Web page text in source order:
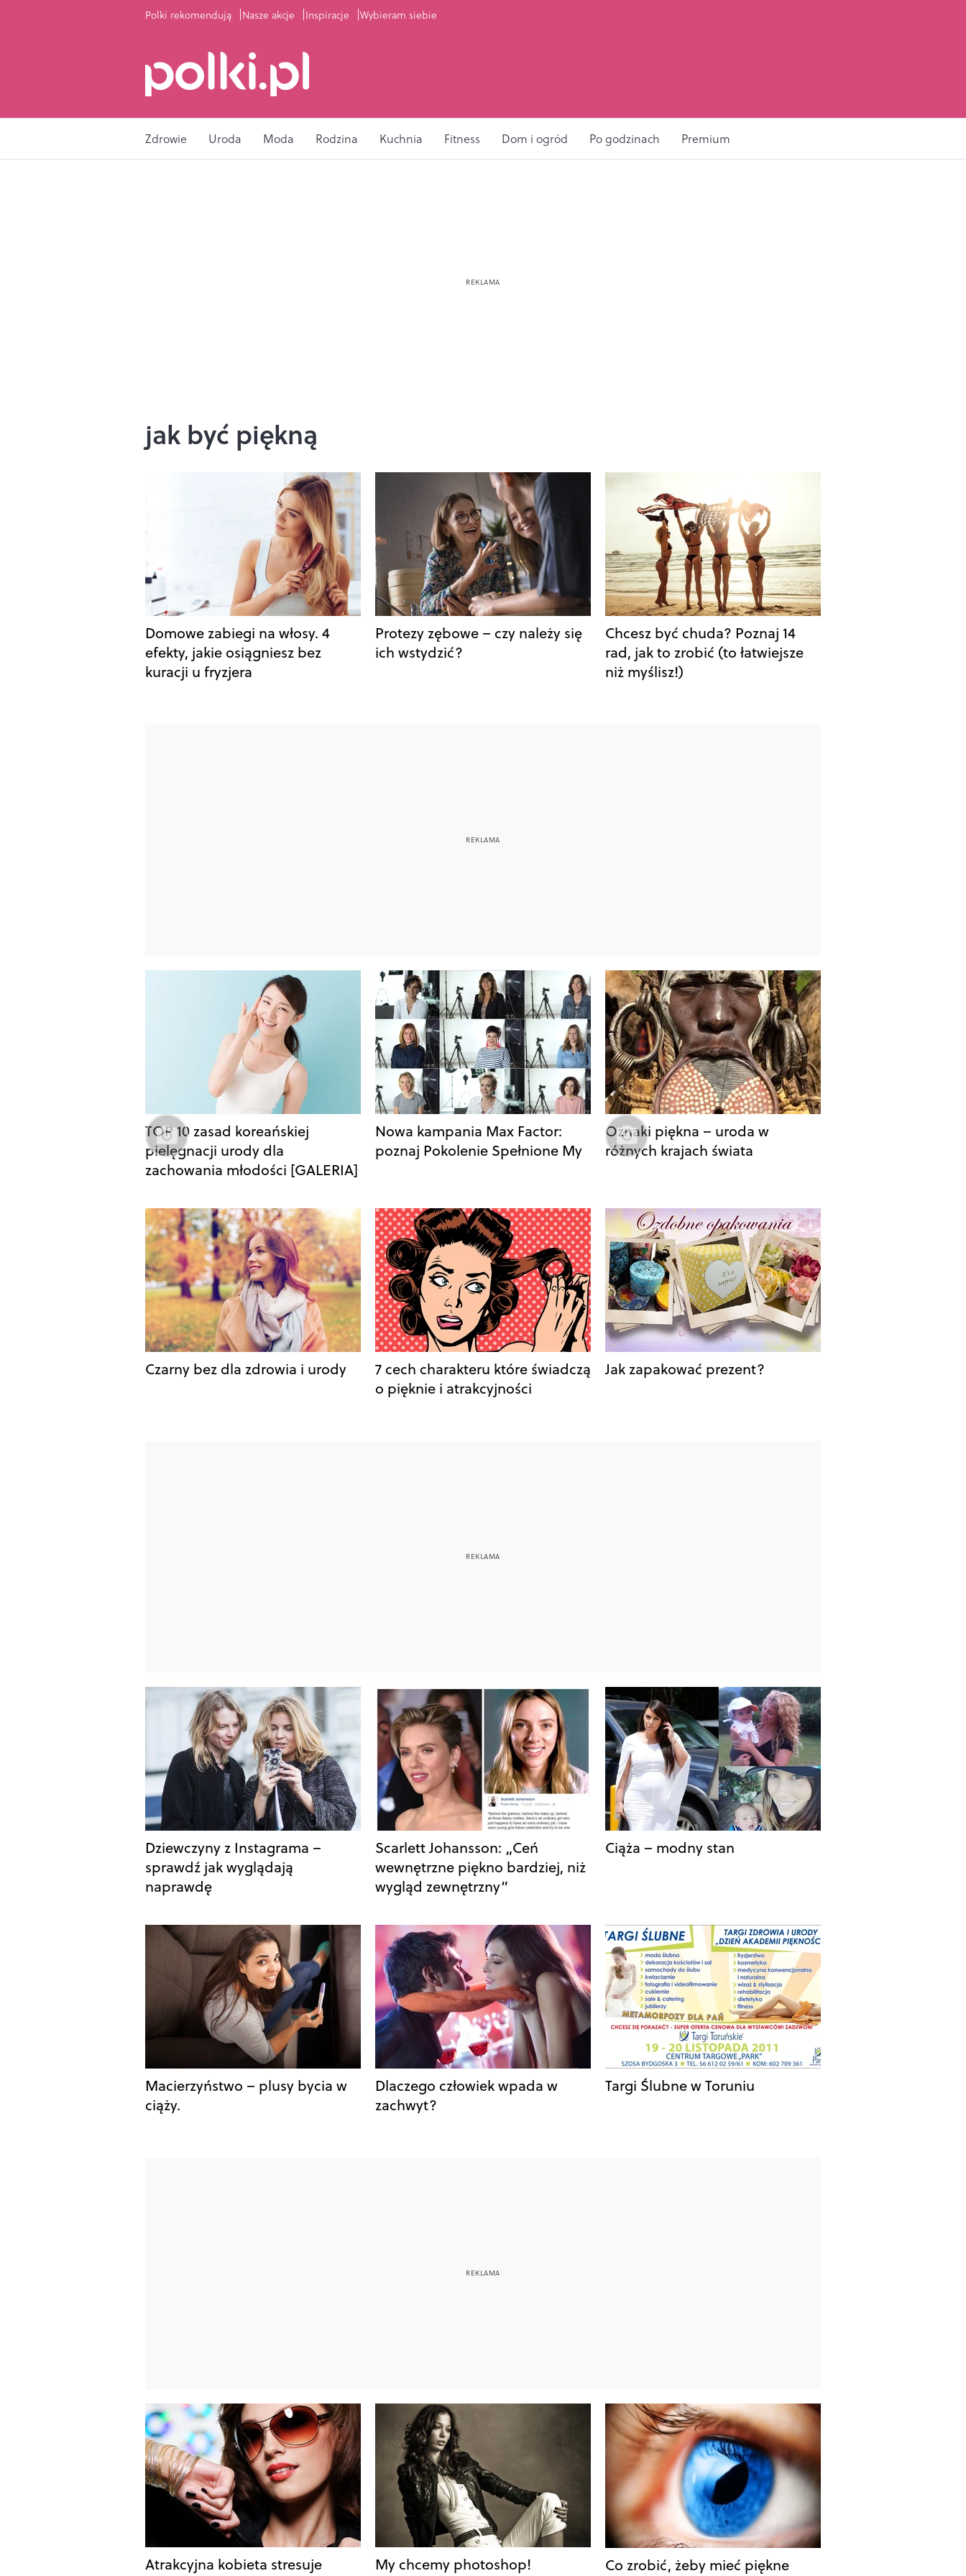
Polki rekomendują Nasze akcje Inspiracje Wybieram siebie
Zdrowie Uroda Moda Rodzina Kuchnia Fitness Dom i ogród Po godzinach Premium
jak być piękną
Domowe zabiegi na włosy. 4
efekty, jakie osiągniesz bez
kuracji u fryzjera
Protezy zębowe – czy należy się
ich wstydzić?
Chcesz być chuda? Poznaj 14
rad, jak to zrobić (to łatwiejsze
niż myślisz!)
TOP 10 zasad koreańskiej
pielęgnacji urody dla
zachowania młodości [GALERIA]
Nowa kampania Max Factor:
poznaj Pokolenie Spełnione My
Oznaki piękna – uroda w
różnych krajach świata
Czarny bez dla zdrowia i urody
7 cech charakteru które świadczą
o pięknie i atrakcyjności
Jak zapakować prezent?
Dziewczyny z Instagrama –
sprawdź jak wyglądają
naprawdę
Scarlett Johansson: „Ceń
wewnętrzne piękno bardziej, niż
wygląd zewnętrzny”
Ciąża – modny stan
Macierzyństwo – plusy bycia w
ciąży.
Dlaczego człowiek wpada w
zachwyt?
Targi Ślubne w Toruniu
Atrakcyjna kobieta stresuje
My chcemy photoshop!
Co zrobić, żeby mieć piękne